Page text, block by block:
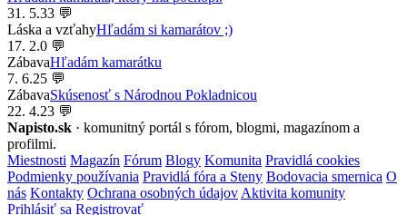
31. 5.33 💬
Láska a vzťahyHľadám si kamarátov ;)
17. 2.0 💬
ZábavaHľadám kamarátku
7. 6.25 💬
ZábavaSkúsenosť s Národnou Pokladnicou
22. 4.23 💬
Napisto.sk · komunitný portál s fórom, blogmi, magazínom a
profilmi.
Miestnosti Magazín Fórum Blogy Komunita Pravidlá cookies
Podmienky používania Pravidlá fóra a Steny Bodovacia smernica O
nás Kontakty Ochrana osobných údajov Aktivita komunity
Prihlásiť sa Registrovať